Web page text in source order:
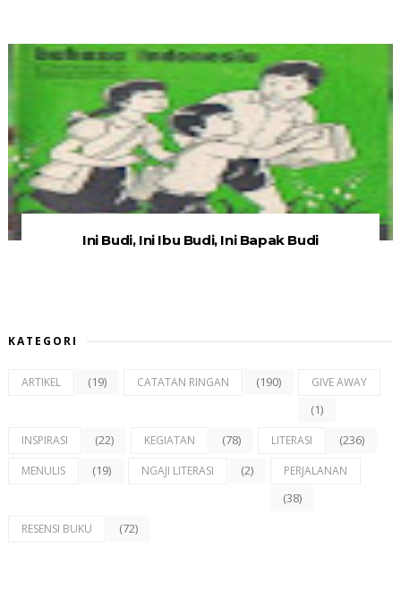
Ini Budi, Ini Ibu Budi, Ini Bapak Budi
KATEGORI
ARTIKEL (19) CATATAN RINGAN (190) GIVE AWAY
(1)
INSPIRASI (22) KEGIATAN (78) LITERASI (236)
MENULIS (19) NGAJI LITERASI (2) PERJALANAN
(38)
RESENSI BUKU (72)